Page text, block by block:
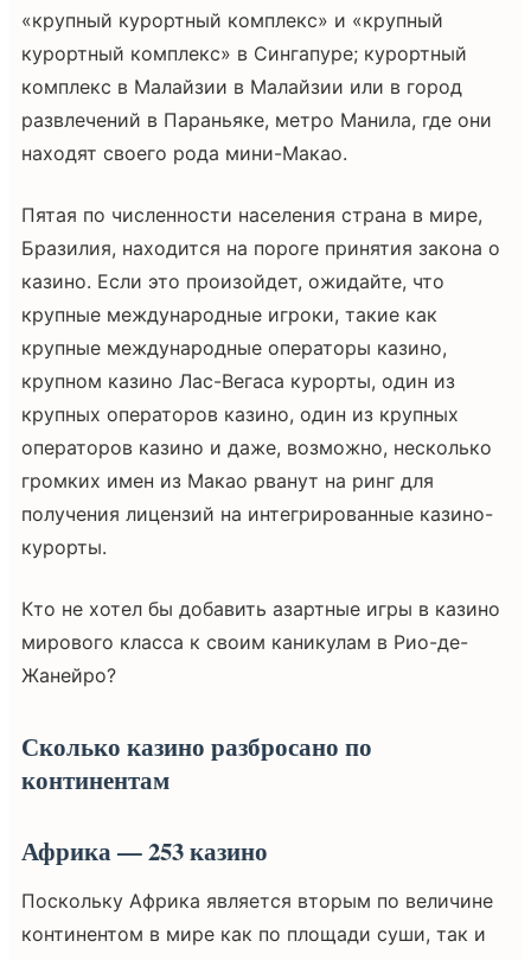
«крупный курортный комплекс» и «крупный
курортный комплекс» в Сингапуре; курортный
комплекс в Малайзии в Малайзии или в город
развлечений в Параньяке, метро Манила, где они
находят своего рода мини-Макао.
Пятая по численности населения страна в мире,
Бразилия, находится на пороге принятия закона о
казино. Если это произойдет, ожидайте, что
крупные международные игроки, такие как
крупные международные операторы казино,
крупном казино Лас-Вегаса курорты, один из
крупных операторов казино, один из крупных
операторов казино и даже, возможно, несколько
громких имен из Макао рванут на ринг для
получения лицензий на интегрированные казино-
курорты.
Кто не хотел бы добавить азартные игры в казино
мирового класса к своим каникулам в Рио-де-
Жанейро?
Сколько казино разбросано по
континентам
Африка — 253 казино
Поскольку Африка является вторым по величине
континентом в мире как по площади суши, так и